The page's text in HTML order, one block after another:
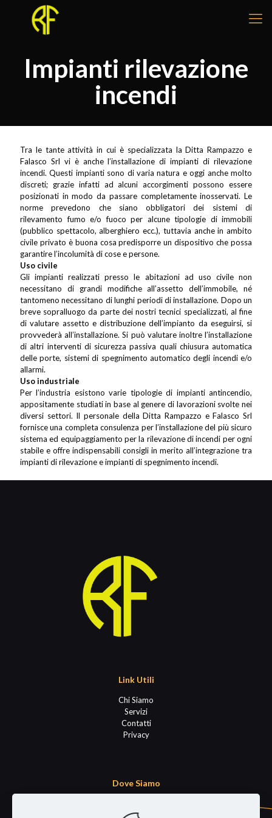
Impianti rilevazione
incendi
Tra le tante attività in cui è specializzata la Ditta Rampazzo e
Falasco Srl vi è anche l’installazione di impianti di rilevazione
incendi. Questi impianti sono di varia natura e oggi anche molto
discreti; grazie infatti ad alcuni accorgimenti possono essere
posizionati in modo da passare completamente inosservati. Le
norme prevedono che siano obbligatori dei sistemi di
rilevamento fumo e/o fuoco per alcune tipologie di immobili
(pubblico spettacolo, alberghiero ecc.), tuttavia anche in ambito
civile privato è buona cosa predisporre un dispositivo che possa
garantire l’incolumità di cose e persone.
Uso civile
Gli impianti realizzati presso le abitazioni ad uso civile non
necessitano di grandi modifiche all’assetto dell’immobile, né
tantomeno necessitano di lunghi periodi di installazione. Dopo un
breve sopralluogo da parte dei nostri tecnici specializzati, al fine
di valutare assetto e distribuzione dell’impianto da eseguirsi, si
provvederà all’installazione. Si può valutare inoltre l’installazione
di altri interventi di sicurezza passiva quali chiusura automatica
delle porte, sistemi di spegnimento automatico degli incendi e/o
allarmi.
Uso industriale
Per l’industria esistono varie tipologie di impianti antincendio,
appositamente studiati in base al genere di lavorazioni svolte nei
diversi settori. Il personale della Ditta Rampazzo e Falasco Srl
fornisce una completa consulenza per l’installazione del più sicuro
sistema ed equipaggiamento per la rilevazione di incendi per ogni
stabile e offre indispensabili consigli in merito all’integrazione tra
impianti di rilevazione e impianti di spegnimento incendi.
Link Utili
Chi Siamo
Servizi
Contatti
Privacy
Dove Siamo
Padova